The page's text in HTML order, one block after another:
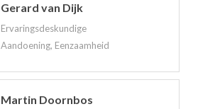
Gerard van Dijk
Ervaringsdeskundige
Aandoening, Eenzaamheid
Martin Doornbos